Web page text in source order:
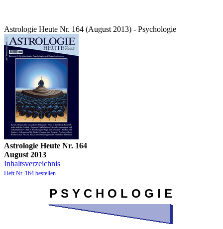
Astrologie Heute Nr. 164 (August 2013) - Psychologie
Astrologie Heute Nr. 164
August 2013
Inhaltsverzeichnis
Heft Nr. 164 bestellen
P S Y C H O L O G I E